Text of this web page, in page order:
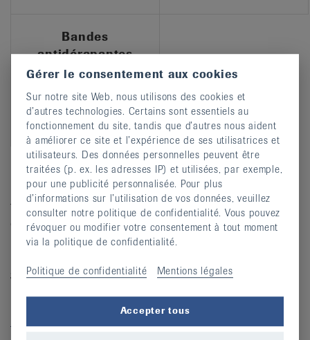
Bandes
antidérapantes
Boutique en ligne
Tous les produits de notre gamme peuvent être consultés
et commandés dans notre boutique en ligne. Des
instructions et des vidéos sont également disponibles
Si vous avez des questions (et si vous souhaitez passer
moyens auxiliaires au 044 487 40 10 ou par e-mail à
Gérer le consentement aux cookies
Sur notre site Web, nous utilisons des cookies et
d’autres technologies. Certains sont essentiels au
fonctionnement du site, tandis que d’autres nous aident
à améliorer ce site et l’expérience de ses utilisatrices et
utilisateurs. Des données personnelles peuvent être
traitées (p. ex. les adresses IP) et utilisées, par exemple,
pour une publicité personnalisée. Pour plus
d’informations sur l’utilisation de vos données, veuillez
consulter notre politique de confidentialité. Vous pouvez
révoquer ou modifier votre consentement à tout moment
via la politique de confidentialité.
Politique de confidentialité Mentions légales
Accepter tous